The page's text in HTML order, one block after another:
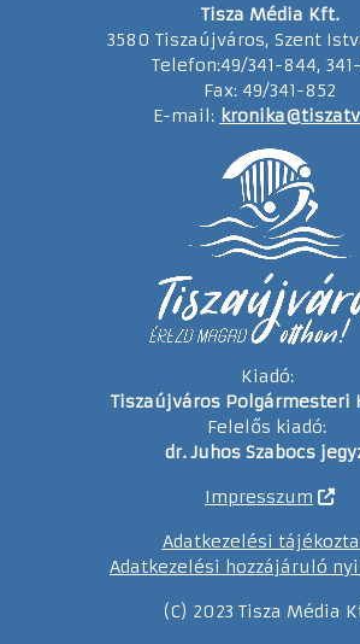
Tisza Média Kft.
3580 Tiszaújváros, Szent
Telefon:49/341-844,
Fax: 49/341-852
E-mail:
Kiadó:
Tiszaújváros Polgármesteri
Felelős kiadó:
dr. Juhos Szabocs
Impresszum
Adatkezelési
Adatkezelési hozzájáruló
(C) 2023 Tisza Média